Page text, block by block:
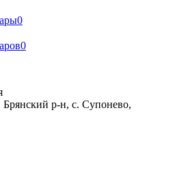
0
0
Брянский р-н, с. Супонево,